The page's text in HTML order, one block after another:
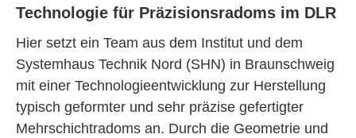
Technologie für Präzisionsradoms im DLR
Hier setzt ein Team aus dem Institut und dem
Systemhaus Technik Nord (SHN) in Braunschweig
mit einer Technologieentwicklung zur Herstellung
typisch geformter und sehr präzise gefertigter
Mehrschicht­radoms an. Durch die Geometrie und